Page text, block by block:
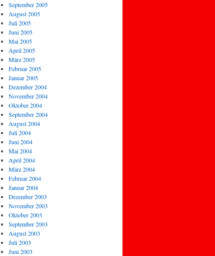
September 2005
August 2005
Juli 2005
Juni 2005
Mai 2005
April 2005
März 2005
Februar 2005
Januar 2005
Dezember 2004
November 2004
Oktober 2004
September 2004
August 2004
Juli 2004
Juni 2004
Mai 2004
April 2004
März 2004
Februar 2004
Januar 2004
Dezember 2003
November 2003
Oktober 2003
September 2003
August 2003
Juli 2003
Juni 2003